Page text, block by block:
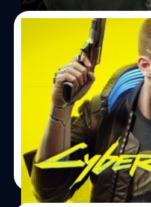
CD Projekt RED ขอเลื่
ดัง ให้ PS5 กับ Xbox
CD Projekt RED ประกาศขอเลื่
Witcher 3: Wild Hunt
ให้กับ PlayStation 5 กับ Xbox
Projekt RED ขอเลื่อนวางจำห
ช่วงควอเตอร์ 1 ของปี ค.ศ.
Hunt Complete Edition ขอเลื่อ
ค.ศ. 2022 แทน "พวกเราเห็นถึ
ของ Cyberpunk 2077 กับ
จีรนาถ เรืองทรัพย์| 1753 days ago
Read More